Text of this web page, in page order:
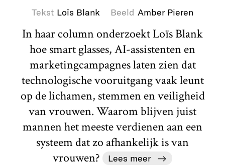
Tekst Loïs Blank Beeld Amber Pieren
In haar column onderzoekt Loïs Blank
hoe smart glasses, AI-assistenten en
marketingcampagnes laten zien dat
technologische vooruitgang vaak leunt
op de lichamen, stemmen en veiligheid
van vrouwen. Waarom blijven juist
mannen het meeste verdienen aan een
systeem dat zo afhankelijk is van
vrouwen?
Lees meer